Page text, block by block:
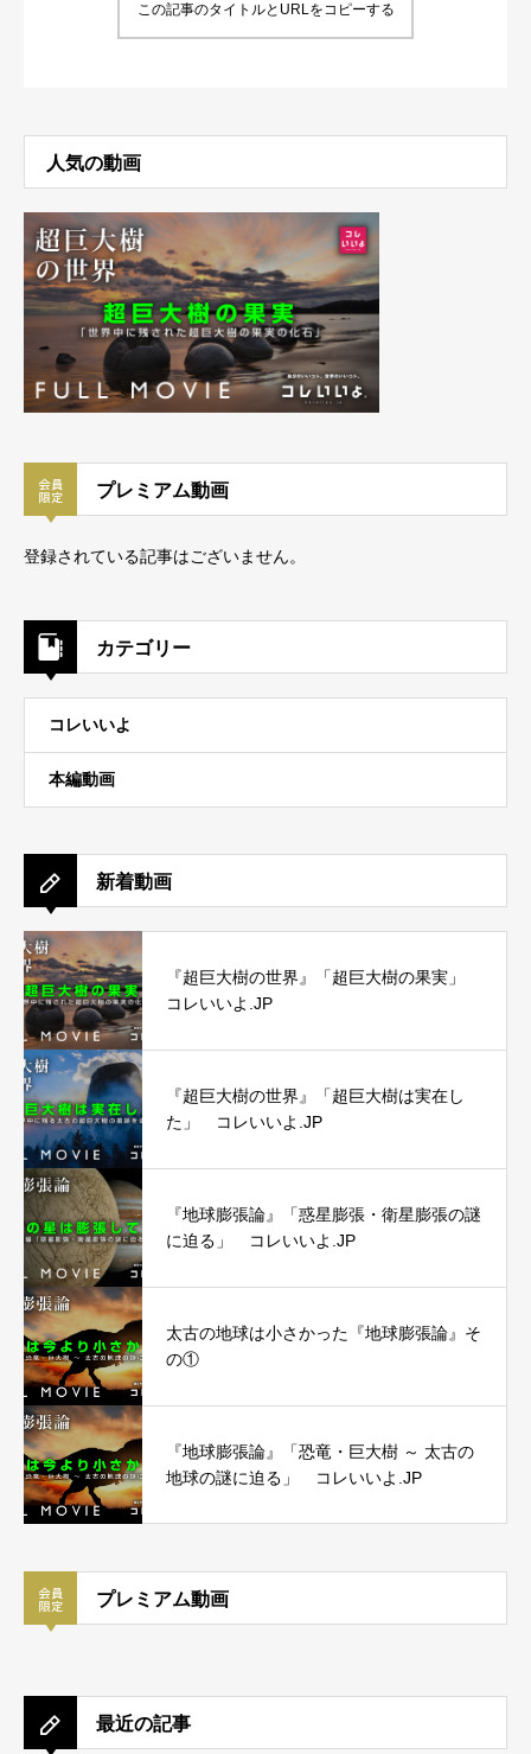
この記事のタイトルとURLをコピーする
人気の動画
プレミアム動画
登録されている記事はございません。
カテゴリー
コレいいよ
本編動画
新着動画
『超巨大樹の世界』「超巨大樹の果実」
コレいいよ.JP
『超巨大樹の世界』「超巨大樹は実在し
た」 コレいいよ.JP
『地球膨張論』「惑星膨張・衛星膨張の謎
に迫る」 コレいいよ.JP
太古の地球は小さかった『地球膨張論』そ
の①
『地球膨張論』「恐竜・巨大樹 ～ 太古の
地球の謎に迫る」 コレいいよ.JP
プレミアム動画
最近の記事